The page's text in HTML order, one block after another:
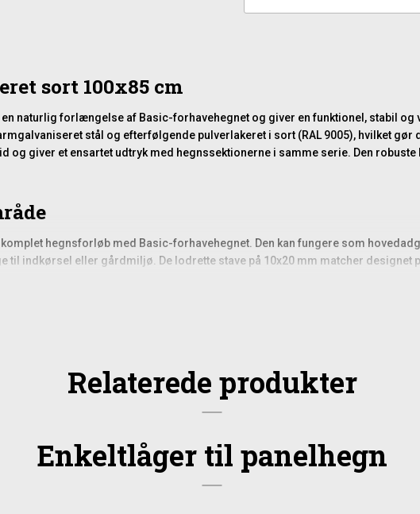
sort 100x85 cm
en naturlig forlængelse af Basic-forhavehegnet og giver en funktionel, stabil
stål og efterfølgende pulverlakeret i sort (RAL 9005), hvilket
giver et ensartet udtryk med hegnssektionerne i samme serie. Den
hegnsforløb med Basic-forhavehegnet. Den kan fungere som
til indkørsel eller gårdmiljø. De lodrette stave på 10x20 mm matcher designet
i forhaveområder, hvor man vil skabe et indbydende men funktionelt
mm med en godstykkelse på 2 mm, som giver konstruktionen en markant
mod rust og korrosion, og den efterfølgende pulverlakering øger
Relaterede produkter
Enkeltlåger til panelhegn